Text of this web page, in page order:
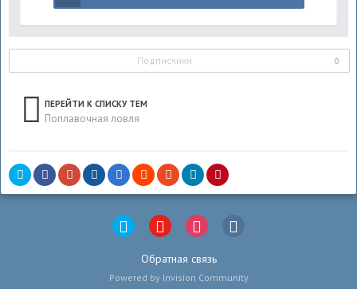
Подписчики 0
ПЕРЕЙТИ К СПИСКУ ТЕМ
Поплавочная ловля
Обратная связь
Powered by Invision Community